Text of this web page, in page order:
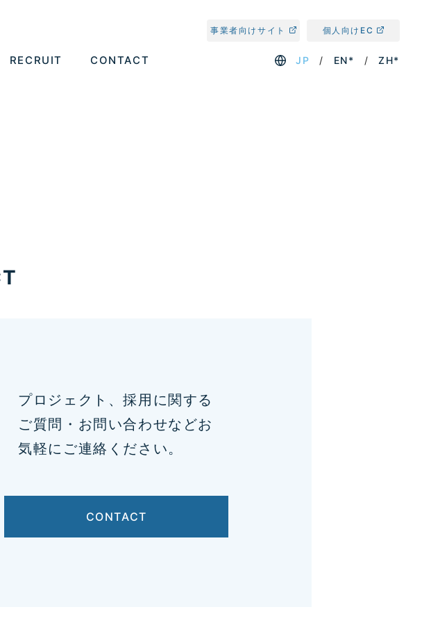
RECRUIT CONTACT
事業者向けサイト 個人向けEC
JP EN* ZH*
プロジェクト、採用に関する
ご質問・お問い合わせなどお
気軽にご連絡ください。
CONTACT